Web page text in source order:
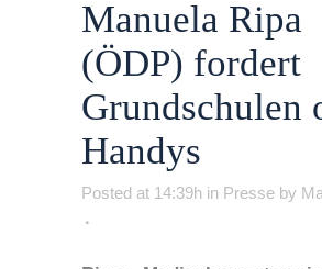
Manuela Ripa
(ÖDP) fordert
Grundschulen
Handys
Posted at 14:39h in Presse by